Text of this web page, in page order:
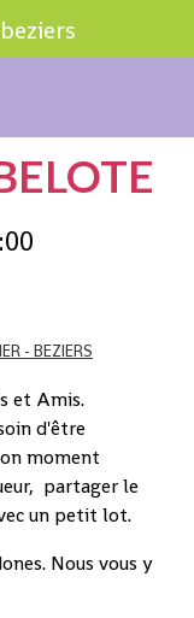
- BEZIERS
et Amis.
d'être
moment
partager le
un petit lot.
Nous vous y